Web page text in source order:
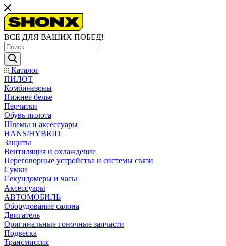
ВСЕ ДЛЯ ВАШИХ ПОБЕД!
Каталог
ПИЛОТ
Комбинезоны
Нижнее белье
Перчатки
Обувь пилота
Шлемы и аксессуары
HANS/HYBRID
Защиты
Вентиляция и охлаждение
Переговорные устройства и системы связи
Сумки
Секундомеры и часы
Аксессуары
АВТОМОБИЛЬ
Оборудование салона
Двигатель
Оригинальные гоночные запчасти
Подвеска
Трансмиссия